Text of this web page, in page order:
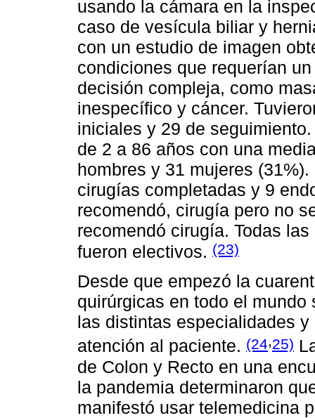
usando la cámara en la
caso de vesícula biliar y
con un estudio de imagen
condiciones que requerían
decisión compleja, como
inespecífico y cáncer.
iniciales y 29 de
de 2 a 86 años con una
hombres y 31 mujeres
cirugías completadas y 9
recomendó, cirugía pero no
recomendó cirugía. Todas
fueron electivos. (23)
Desde que empezó la
quirúrgicas en todo el
las distintas especialidades
atención al paciente. (24,25)
de Colon y Recto en una
la pandemia determinaron
manifestó usar telemedicina